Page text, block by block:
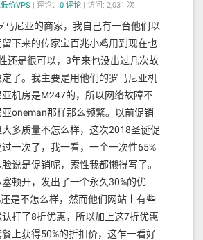
,低价VPS | 评论： 0 评论 | 访问: 2,031 次
马尼亚的商家，我自己有一台他们以
下来的传家宝百兆小鸡用到现在也
还是很可以，3年来也没出过几次故
了。我主要是用他们的罗马尼亚机
机房是M247的，所以网络故障不
oneman那样那么频繁。以前促销
多质量不怎么样，这次2018圣诞促
一次了，我一看，一个一次性65%
说是促销呢，索性我都懒得写了。
顿开，发出了一个永久30%的优
是不怎么样，然而他们网站上有些
打了8折优惠，所以加上这7折优惠
上获得50%的折扣价，这乍一看好